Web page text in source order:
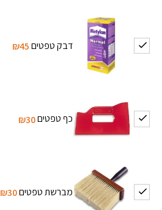
דבק טפטים₪45
כף טפטים₪30
מברשת טפטים₪30